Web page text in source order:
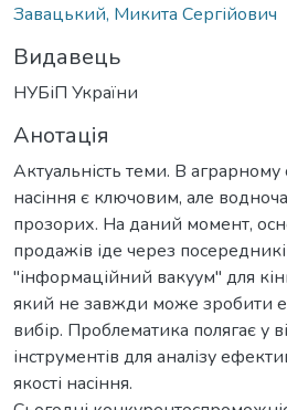
Завацький, Микита Сергійович
Видавець
НУБіП України
Анотація
Актуальність теми. В
насіння є ключовим, але
прозорих. На даний момент,
продажів іде через
"інформаційний вакуум" для
який не завжди може зробити
вибір. Проблематика полягає у
інструментів для аналізу
якості насіння.